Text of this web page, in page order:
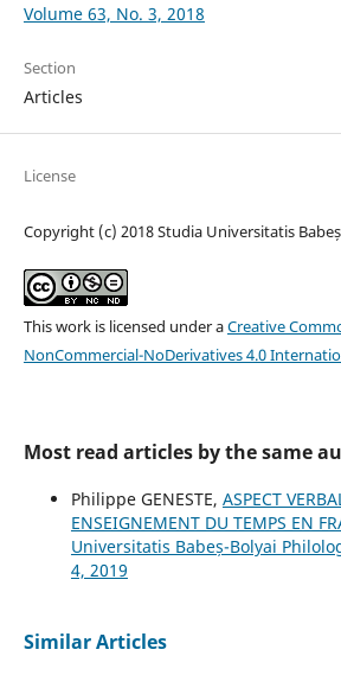
Volume 63, No. 3, 2018
Section
Articles
License
Copyright (c) 2018 Studia Universitatis
This work is licensed under aCreative
NonCommercial-NoDerivatives 4.0
Most read articles by the same
Philippe GENESTE, ASPECT
ENSEIGNEMENT DU TEMPS EN
Universitatis Babeș-Bolyai
4, 2019
Similar Articles